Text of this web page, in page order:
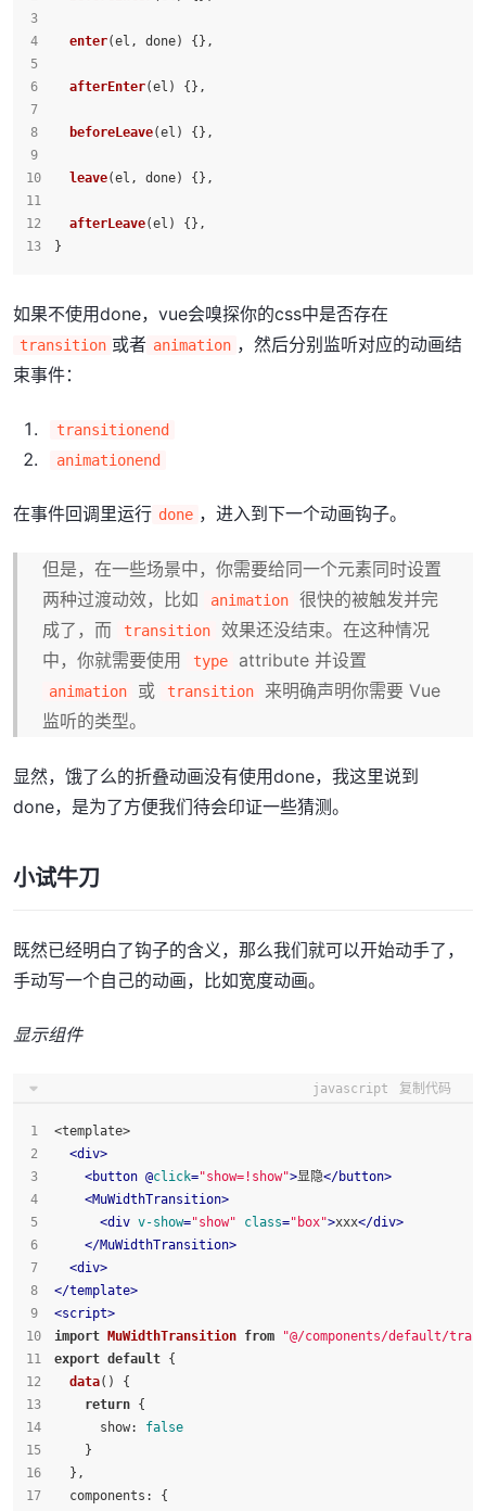
enter(el, done) {},
afterEnter(el ) {},
beforeLeave(el ) {},
leave(el, done) {},
afterLeave(el ) {},
}
如果不使用done，vue会嗅探你的css中是否存在
transition 或者 animation ，然后分别监听对应的动画结
束事件：
transitionend
animationend
在事件回调里运行 done ，进入到下一个动画钩子。
但是，在一些场景中，你需要给同一个元素同时设置
两种过渡动效，比如
animation
很快的被触发并完
成了，而
transition
效果还没结束。在这种情况
中，你就需要使用
type attribute 并设置
animation 或 transition
来明确声明你需要 Vue
监听的类型。
显然，饿了么的折叠动画没有使用done，我这里说到
done，是为了方便我们待会印证一些猜测。
小试牛刀
既然已经明白了钩子的含义，那么我们就可以开始动手了，
手动写一个自己的动画，比如宽度动画。
显示组件
javascript 复制代码
<template>
<div>
<button @click="show=!show">显隐</button>
<MuWidthTransition>
<div v-show="show" class="box">xxx</div>
</MuWidthTransition>
<div>
</template>
<script>
import
MuWidthTransition from
"@/components/default/
export default {
data( ) {
return {
show: false
    }
  },
components : {